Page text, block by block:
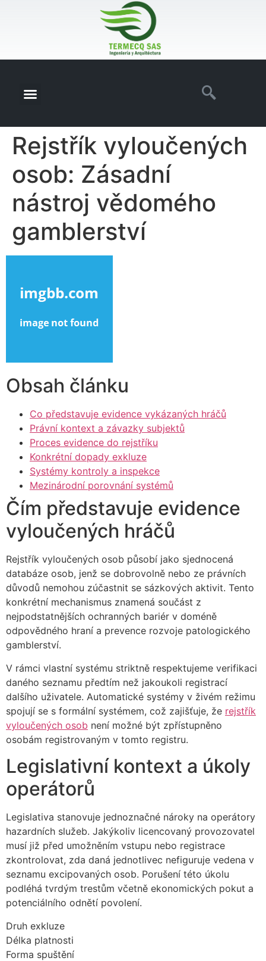
Rejstřík vyloučených
osob: Zásadní
nástroj vědomého
gamblerství
Obsah článku
Co představuje evidence vykázaných hráčů
Právní kontext a závazky subjektů
Proces evidence do rejstříku
Konkrétní dopady exkluze
Systémy kontroly a inspekce
Mezinárodní porovnání systémů
Čím představuje evidence
vyloučených hráčů
Rejstřík vyloučených osob působí jako sjednocená
databáze osob, jenž se dobrovolně nebo ze právních
důvodů nemohou zúčastnit se sázkových aktivit. Tento
konkrétní mechanismus znamená součást z
nejpodstatnějších ochranných bariér v doméně
odpovědného hraní a prevence rozvoje patologického
gamblerství.
V rámci vlastní systému striktně respektujeme verifikaci
daného seznamu předtím než jakoukoli registrací
dalšího uživatele. Automatické systémy v živém režimu
spojují se s formální systémem, což zajišťuje, že rejstřík
vyloučených osob není možné být zpřístupněno
osobám registrovaným v tomto registru.
Legislativní kontext a úkoly
operátorů
Legislativa stanovuje jednoznačné nároky na operátory
hazardních služeb. Jakýkoliv licencovaný provozovatel
musí již před umožněním vstupu nebo registrace
zkontrolovat, zda daná jednotlivec nefiguruje vedena v
seznamu excipovaných osob. Porušení této úkolu
podléhá tvrdým trestům včetně ekonomických pokut a
potenciálního odnětí povolení.
Druh exkluze
Délka platnosti
Forma spuštění